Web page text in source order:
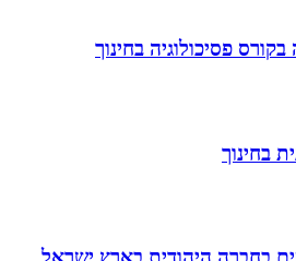
פסיכולוגיה בחינוך
בחינוך